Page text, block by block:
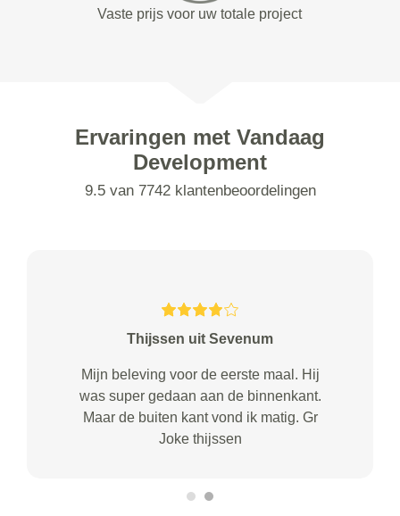
Vaste prijs voor uw totale project
Ervaringen met Vandaag
Development
9.5 van 7742 klantenbeoordelingen
Thijssen uit Sevenum
Mijn beleving voor de eerste maal. Hij
was super gedaan aan de binnenkant.
Maar de buiten kant vond ik matig. Gr
Joke thijssen